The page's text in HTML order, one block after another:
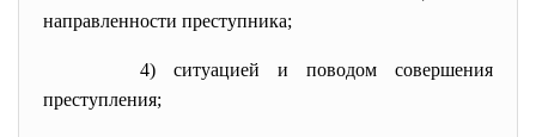
направленности преступника;
4) ситуацией и поводом совершения
преступления;